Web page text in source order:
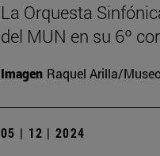
La Orquesta
del MUN en su 6º
Imagen Raquel Arilla/
05 | 12 | 2024